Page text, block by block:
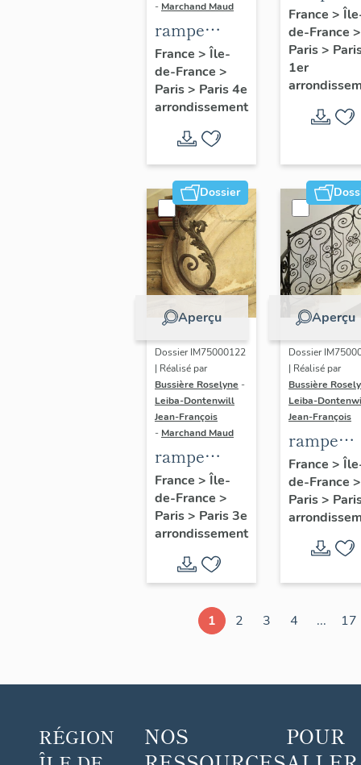
- Marchand Maud
rampe
d'appui,
escalier de
la maison à
cochère
dite hôtel
Charpentier
(non étudié)
France > Île-
de-France >
Paris> Paris 4e
arrondissement
d'appui,
escalier
la
porte
cochère
(non
France >
de-France >
Paris>
1er
Dossier
Aperçu
Dossier IM75000122
| Réalisé par
Bussière Roselyne -
Leiba-Dontenwill
Jean-François
- Marchand Maud
rampe
d'appui,
escalier de
la maison à
cochère
(non étudié)
France > Île-
de-France >
Paris> Paris 3e
arrondissement
Aperçu
Dossier
| Réalisé par
Bussière
Leiba-
Jean-François
rampe
d'appui,
escalier
la
cochère
(non
France >
de-France >
Paris>
1 2 3 4 ... 17
RÉGION
NOS
POUR